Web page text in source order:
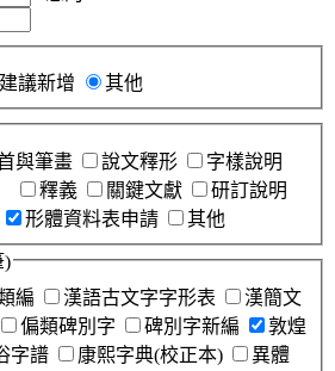
建議新增 其他
與筆畫 說文釋形
字樣說明
釋義 關鍵文獻
研訂說明
形體資料表申請 其他
)
編 漢語古文字字形表
漢簡文
偏類碑別字 碑別字新編
敦煌
字譜 康熙字典(校正本)
異體